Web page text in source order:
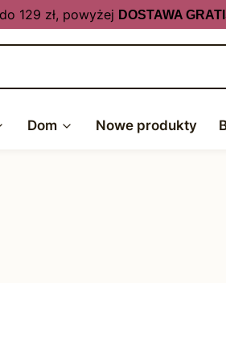
129 zł, powyżej DOSTAWA
Dom Nowe produkty